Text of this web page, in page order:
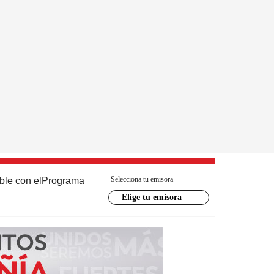
con el Programa Selecciona tu emisora
Elige tu emisora